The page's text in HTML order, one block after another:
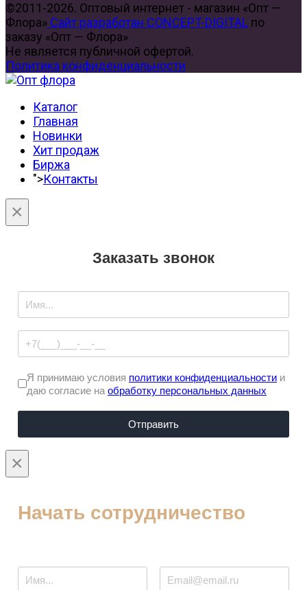
©2011-2026. Оптовый интернет - магазин «Опт —
Флора» Сайт разработан CONCEPT-DIGITAL по
заказу «Опт — Флора»
Не является публичной офертой.
Политика конфиденциальности
Каталог
Главная
Новинки
Хит продаж
Биржа
">Контакты
×
Заказать звонок
Я принимаю условия политики конфиденциальности и
даю согласие на обработку персональных данных
Отправить
×
Начать сотрудничество